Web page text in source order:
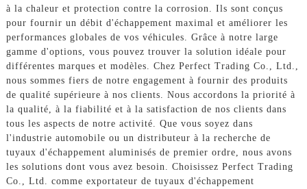
à la chaleur et protection contre la corrosion. Ils sont conçus
pour fournir un débit d'échappement maximal et améliorer les
performances globales de vos véhicules. Grâce à notre large
gamme d'options, vous pouvez trouver la solution idéale pour
différentes marques et modèles. Chez Perfect Trading Co., Ltd.,
nous sommes fiers de notre engagement à fournir des produits
de qualité supérieure à nos clients. Nous accordons la priorité à
la qualité, à la fiabilité et à la satisfaction de nos clients dans
tous les aspects de notre activité. Que vous soyez dans
l'industrie automobile ou un distributeur à la recherche de
tuyaux d'échappement aluminisés de premier ordre, nous avons
les solutions dont vous avez besoin. Choisissez Perfect Trading
Co., Ltd. comme exportateur de tuyaux d'échappement